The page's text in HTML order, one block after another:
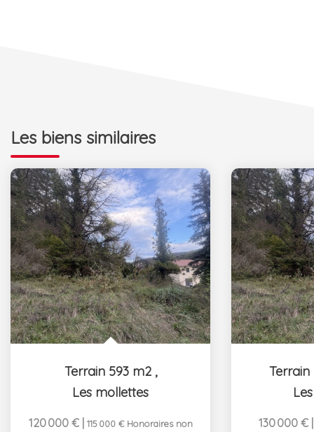
Les biens similaires
Terrain 593 m2 ,
Les mollettes
120 000 € 115 000 € Honoraires non
Terrain
130 000 €